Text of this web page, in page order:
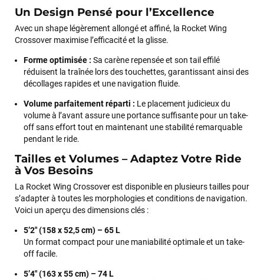
Un Design Pensé pour l’Excellence
Avec un shape légèrement allongé et affiné, la Rocket Wing
Crossover maximise l’efficacité et la glisse.
Forme optimisée : Sa carène repensée et son tail effilé
réduisent la traînée lors des touchettes, garantissant ainsi des
décollages rapides et une navigation fluide.
Volume parfaitement réparti : Le placement judicieux du
volume à l’avant assure une portance suffisante pour un take-
off sans effort tout en maintenant une stabilité remarquable
pendant le ride.
Tailles et Volumes – Adaptez Votre Ride
à Vos Besoins
La Rocket Wing Crossover est disponible en plusieurs tailles pour
s’adapter à toutes les morphologies et conditions de navigation.
Voici un aperçu des dimensions clés :
5’2" (158 x 52,5 cm) – 65 L
Un format compact pour une maniabilité optimale et un take-
off facile.
5’4" (163 x 55 cm) – 74 L